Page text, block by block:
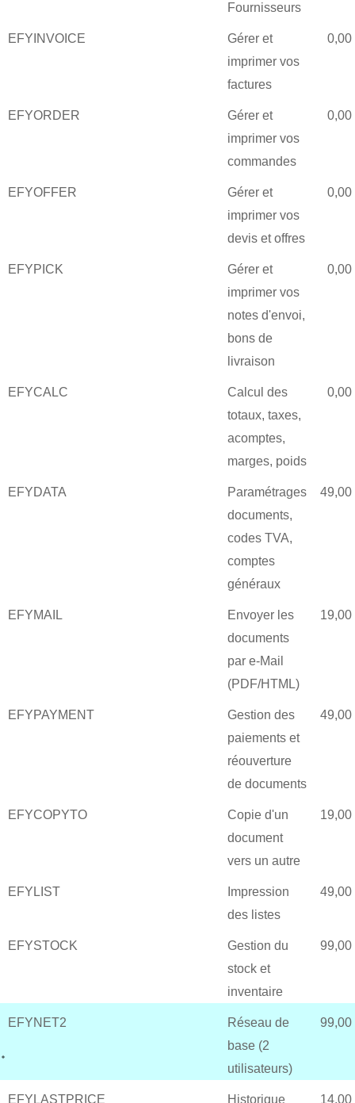
Fournisseurs
EFYINVOICE
Gérer et
imprimer vos
factures
0,00
EFYORDER
Gérer et
imprimer vos
commandes
0,00
EFYOFFER
Gérer et
imprimer vos
devis et offres
0,00
EFYPICK
Gérer et
imprimer vos
notes d'envoi,
bons de
livraison
0,00
EFYCALC
Calcul des
totaux, taxes,
acomptes,
marges, poids
0,00
EFYDATA
Paramétrages
documents,
codes TVA,
comptes
généraux
49,00
EFYMAIL
Envoyer les
documents
par e-Mail
(PDF/HTML)
EFYPAYMENT
Gestion des
paiements et
réouverture
de documents
49,00
EFYCOPYTO
Copie d'un
document
vers un autre
EFYLIST
Impression
des listes
49,00
EFYSTOCK
Gestion du
stock et
inventaire
99,00
EFYNET2
Réseau de
base (2
utilisateurs)
99,00
EFYLASTPRICE Historique